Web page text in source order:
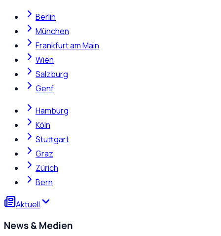
Berlin
München
Frankfurt am Main
Wien
Salzburg
Genf
Hamburg
Köln
Stuttgart
Graz
Zürich
Bern
Aktuell
News & Medien